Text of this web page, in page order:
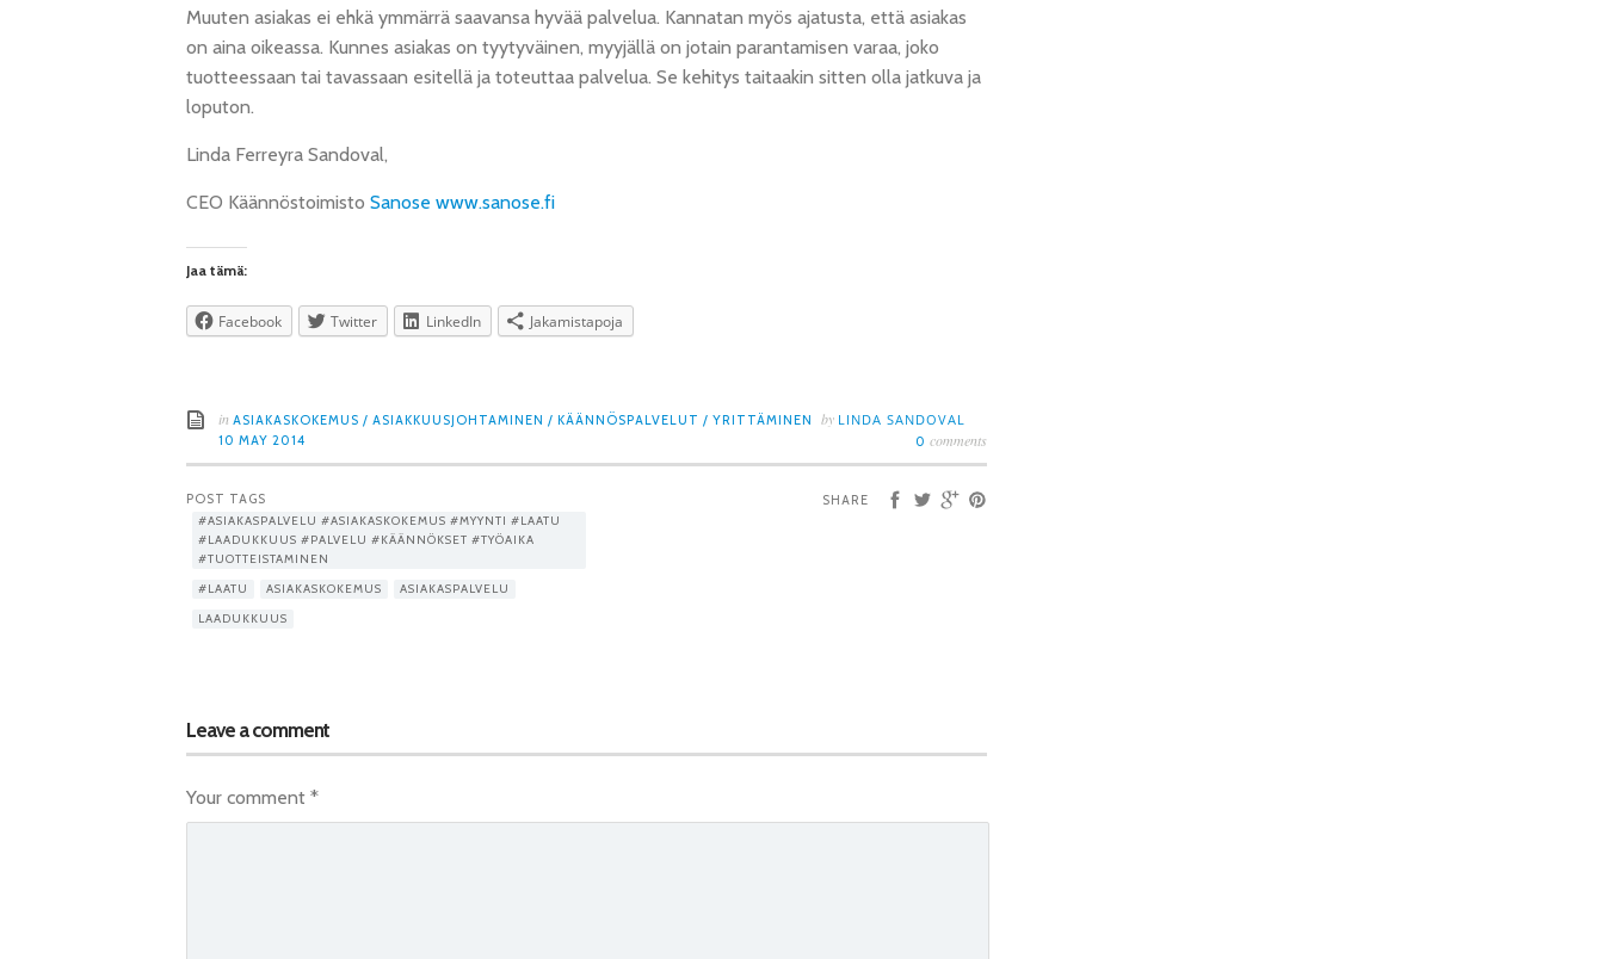
Muuten asiakas ei ehkä ymmärrä saavansa hyvää palvelua. Kannatan myös ajatusta, että asiakas
on aina oikeassa. Kunnes asiakas on tyytyväinen, myyjällä on jotain parantamisen varaa, joko
tuotteessaan tai tavassaan esitellä ja toteuttaa palvelua. Se kehitys taitaakin sitten olla jatkuva ja
loputon.
Linda Ferreyra Sandoval,
CEO Käännöstoimisto Sanose www.sanose.fi
Jaa tämä:
Facebook Twitter LinkedIn Jakamistapoja
in ASIAKASKOKEMUS / ASIAKKUUSJOHTAMINEN / KÄÄNNÖSPALVELUT / YRITTÄMINEN by LINDA SANDOVAL
10 MAY 2014 0 comments
SHARE
POST TAGS
#ASIAKASPALVELU #ASIAKASKOKEMUS #MYYNTI #LAATU
#LAADUKKUUS #PALVELU #KÄÄNNÖKSET #TYÖAIKA
#TUOTTEISTAMINEN
#LAATU
ASIAKASKOKEMUS
ASIAKASPALVELU
LAADUKKUUS
Leave a comment
Your comment *